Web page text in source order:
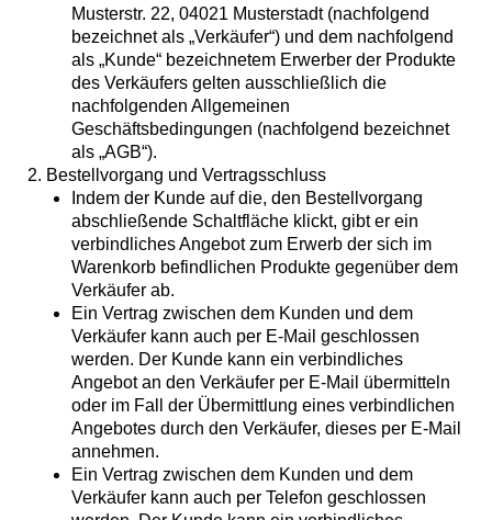
Musterstr. 22, 04021 Musterstadt (nachfolgend
bezeichnet als „Verkäufer“) und dem nachfolgend
als „Kunde“ bezeichnetem Erwerber der Produkte
des Verkäufers gelten ausschließlich die
nachfolgenden Allgemeinen
Geschäftsbedingungen (nachfolgend bezeichnet
als „AGB“).
2. Bestellvorgang und Vertragsschluss
Indem der Kunde auf die, den Bestellvorgang
abschließende Schaltfläche klickt, gibt er ein
verbindliches Angebot zum Erwerb der sich im
Warenkorb befindlichen Produkte gegenüber dem
Verkäufer ab.
Ein Vertrag zwischen dem Kunden und dem
Verkäufer kann auch per E-Mail geschlossen
werden. Der Kunde kann ein verbindliches
Angebot an den Verkäufer per E-Mail übermitteln
oder im Fall der Übermittlung eines verbindlichen
Angebotes durch den Verkäufer, dieses per E-Mail
annehmen.
Ein Vertrag zwischen dem Kunden und dem
Verkäufer kann auch per Telefon geschlossen